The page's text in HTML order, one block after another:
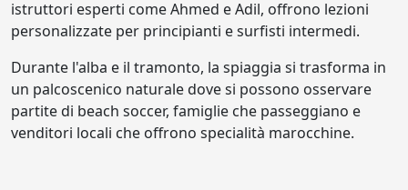
istruttori esperti come Ahmed e Adil, offrono lezioni
personalizzate per principianti e surfisti intermedi.
Durante l'alba e il tramonto, la spiaggia si trasforma in
un palcoscenico naturale dove si possono osservare
partite di beach soccer, famiglie che passeggiano e
venditori locali che offrono specialità marocchine.